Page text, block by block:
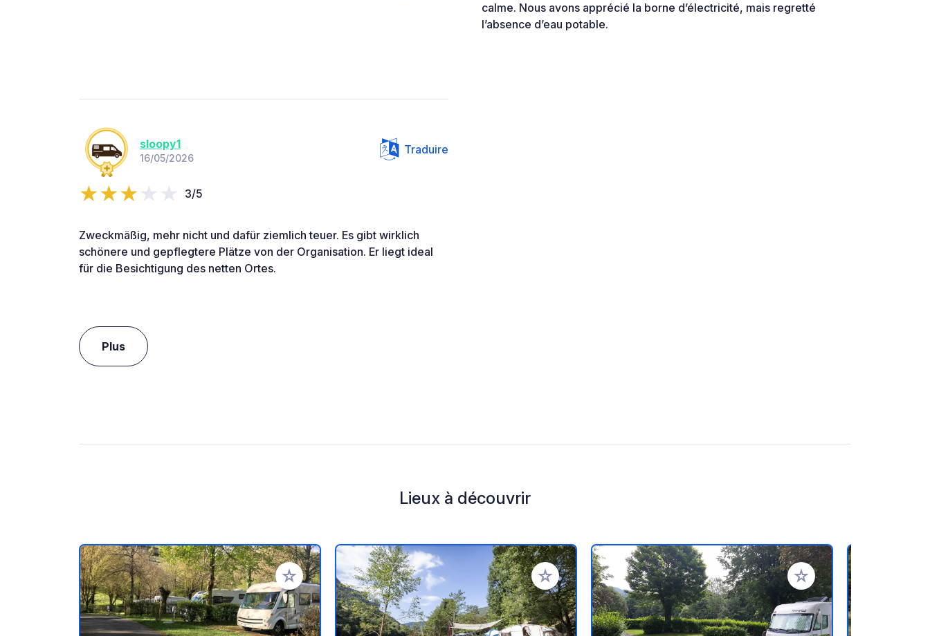
calme. Nous avons apprécié la borne d’électricité, mais regretté
l’absence d’eau potable.
sloopy1
16/05/2026
Traduire
3/5
Zweckmäßig, mehr nicht und dafür ziemlich teuer. Es gibt wirklich
schönere und gepflegtere Plätze von der Organisation. Er liegt ideal
für die Besichtigung des netten Ortes.
Plus
Lieux à découvrir
Ajouter à vos favoris Ajouter à vos favoris Ajouter à vos favoris